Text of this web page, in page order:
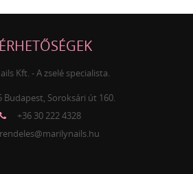
Kft. - A zselé specialista.
Budapest, Soroksári út 160.
+36 30 222 4328
rendeles@marilynails.hu